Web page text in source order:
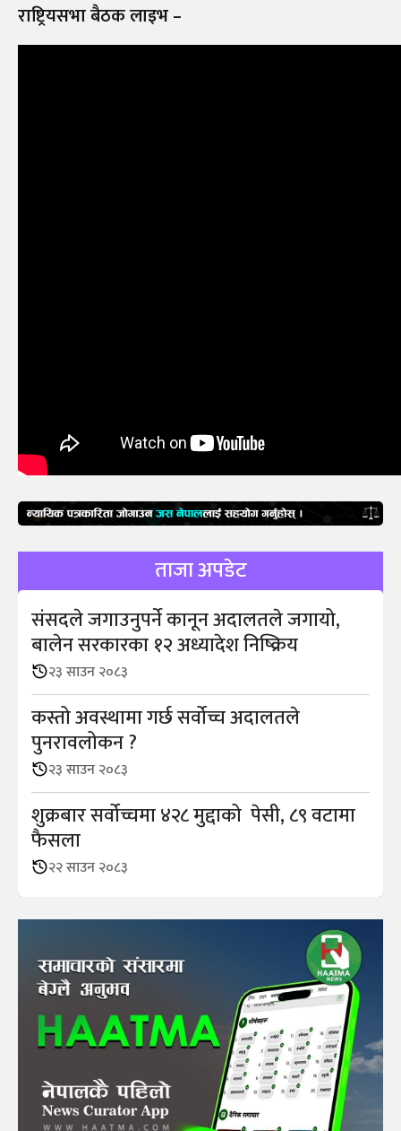
राष्ट्रियसभा बैठक लाइभ –
ताजा अपडेट
संसदले जगाउनुपर्ने कानून अदालतले जगायो,
बालेन सरकारका १२ अध्यादेश निष्क्रिय
२३ साउन २०८३
कस्तो अवस्थामा गर्छ सर्वोच्च अदालतले
पुनरावलोकन ?
२३ साउन २०८३
शुक्रबार सर्वोच्चमा ४२८ मुद्दाको पेसी, ८९ वटामा
फैसला
२२ साउन २०८३